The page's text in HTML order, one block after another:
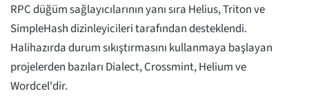
RPC düğüm sağlayıcılarının yanı sıra Helius, Triton ve
SimpleHash dizinleyicileri tarafından desteklendi.
Halihazırda durum sıkıştırmasını kullanmaya başlayan
projelerden bazıları Dialect, Crossmint, Helium ve
Wordcel'dir.